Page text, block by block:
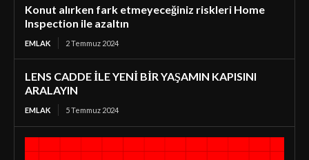
Konut alırken fark etmeyeceğiniz riskleri Home
Inspection ile azaltın
EMLAK 2 Temmuz 2024
LENS CADDE İLE YENİ BİR YAŞAMIN KAPISINI
ARALAYIN
EMLAK 5 Temmuz 2024